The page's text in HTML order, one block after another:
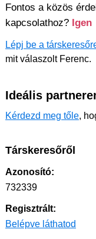
Fontos a közös
kapcsolathoz? Igen
Lépj be a
mit válaszolt Ferenc.
Ideális
Kérdezd meg tőle,
Társkeresőről
Azonosító:
732339
Regisztrált:
Belépve láthatod